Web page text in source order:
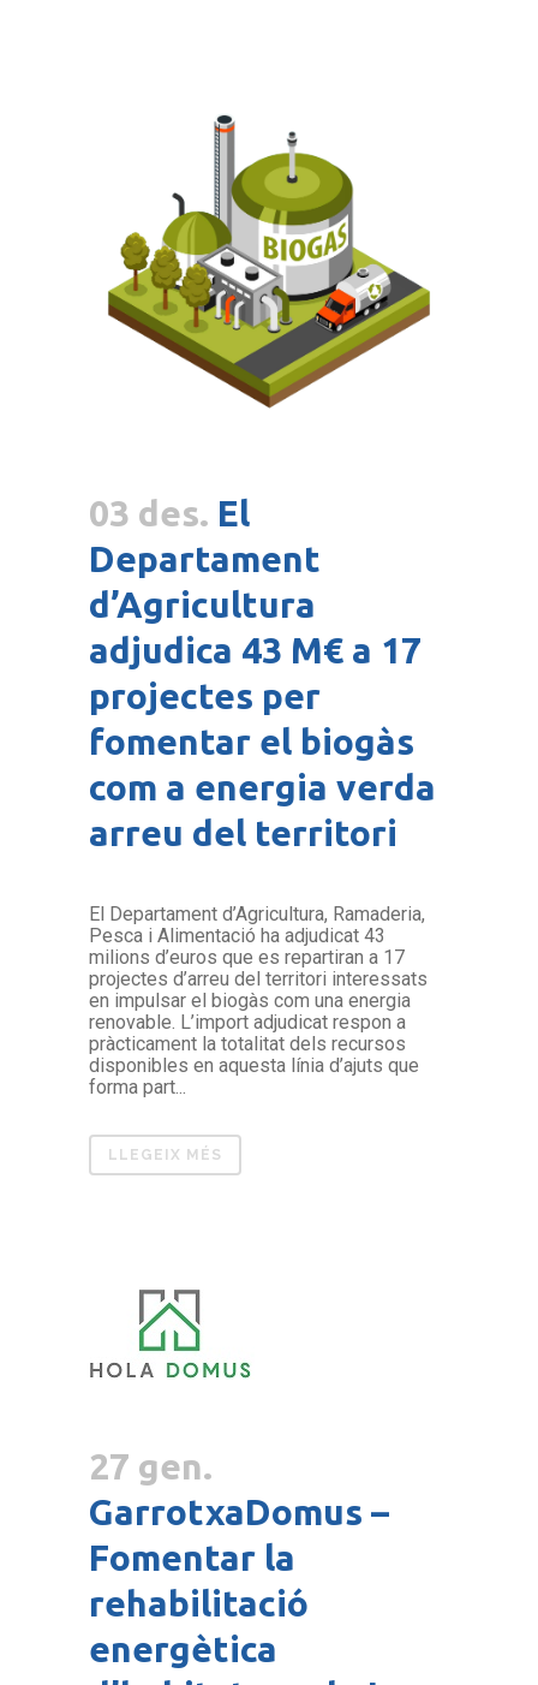
03 des. El
Departament
d’Agricultura
adjudica 43 M€ a 17
projectes per
fomentar el biogàs
com a energia verda
arreu del territori
El Departament d’Agricultura, Ramaderia,
Pesca i Alimentació ha adjudicat 43
milions d’euros que es repartiran a 17
projectes d’arreu del territori interessats
en impulsar el biogàs com una energia
renovable. L’import adjudicat respon a
pràcticament la totalitat dels recursos
disponibles en aquesta línia d’ajuts que
forma part...
LLEGEIX MÉS
27 gen.
GarrotxaDomus –
Fomentar la
rehabilitació
energètica